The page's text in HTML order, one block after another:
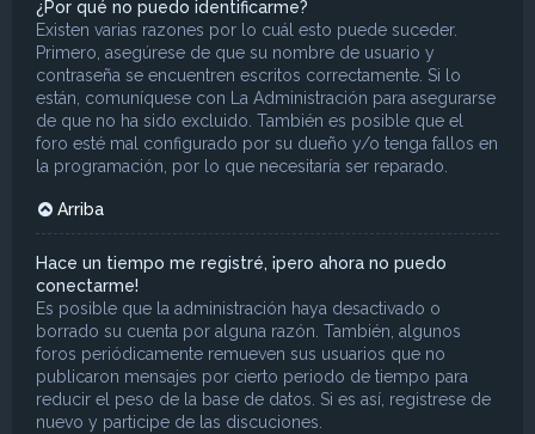
¿Por qué no puedo identificarme?
Existen varias razones por lo cuál esto puede suceder.
Primero, asegúrese de que su nombre de usuario y
contraseña se encuentren escritos correctamente. Si lo
están, comuníquese con La Administración para asegurarse
de que no ha sido excluido. También es posible que el
foro esté mal configurado por su dueño y/o tenga fallos en
la programación, por lo que necesitaría ser reparado.
Arriba
Hace un tiempo me registré, ¡pero ahora no puedo
conectarme!
Es posible que la administración haya desactivado o
borrado su cuenta por alguna razón. También, algunos
foros periódicamente remueven sus usuarios que no
publicaron mensajes por cierto periodo de tiempo para
reducir el peso de la base de datos. Si es así, registrese de
nuevo y participe de las discuciones.